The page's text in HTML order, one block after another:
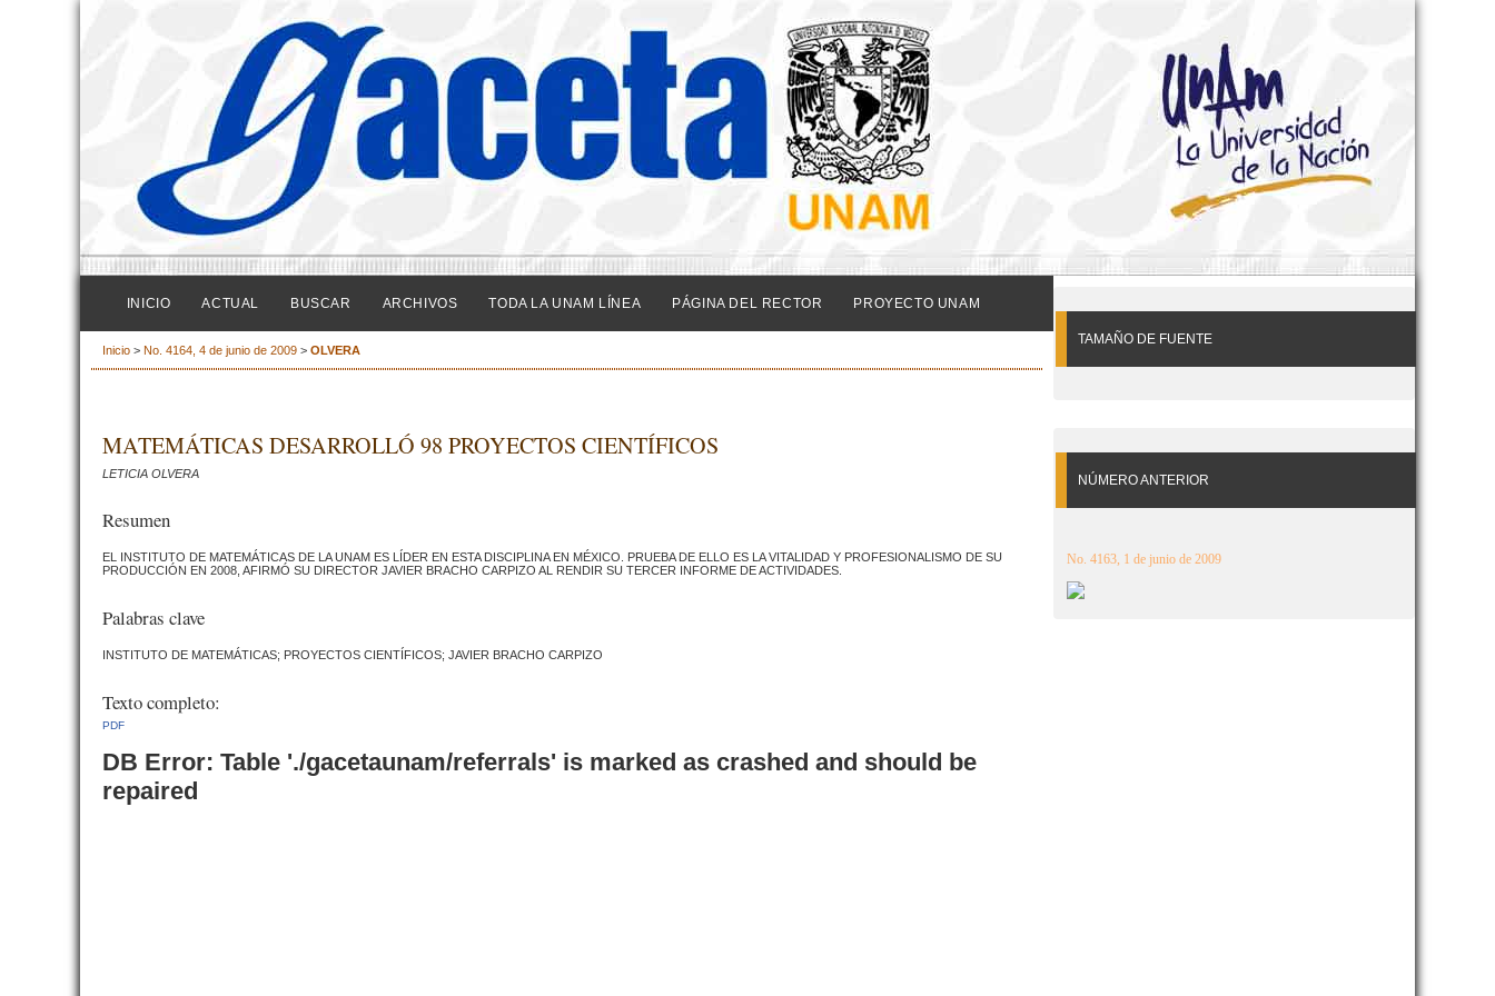
TAMAÑO DE FUENTE
NÚMERO ANTERIOR
No. 4163, 1 de junio de 2009
INICIO ACTUAL BUSCAR ARCHIVOS TODA LA UNAM LÍNEA PÁGINA DEL RECTOR PROYECTO UNAM
Inicio > No. 4164, 4 de junio de 2009 > OLVERA
MATEMÁTICAS DESARROLLÓ 98 PROYECTOS CIENTÍFICOS
LETICIA OLVERA
Resumen
EL INSTITUTO DE MATEMÁTICAS DE LA UNAM ES LÍDER EN ESTA DISCIPLINA EN MÉXICO. PRUEBA DE ELLO ES LA VITALIDAD Y PROFESIONALISMO DE SU
PRODUCCIÓN EN 2008, AFIRMÓ SU DIRECTOR JAVIER BRACHO CARPIZO AL RENDIR SU TERCER INFORME DE ACTIVIDADES.
Palabras clave
INSTITUTO DE MATEMÁTICAS; PROYECTOS CIENTÍFICOS; JAVIER BRACHO CARPIZO
Texto completo:
PDF
DB Error: Table './gacetaunam/referrals' is marked as crashed and should be
repaired